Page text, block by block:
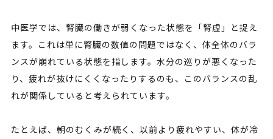
中医学では、腎臓の働きが弱くなった状態を「腎虚」と捉え
ます。これは単に腎臓の数値の問題ではなく、体全体のバラ
ンスが崩れている状態を指します。水分の巡りが悪くなった
り、疲れが抜けにくくなったりするのも、このバランスの乱
れが関係していると考えられています。
たとえば、朝のむくみが続く、以前より疲れやすい、体が冷